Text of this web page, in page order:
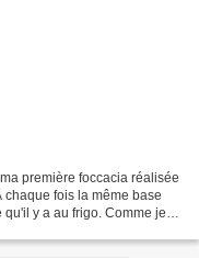
première foccacia réalisée
fois la même base
y a au frigo. Comme je